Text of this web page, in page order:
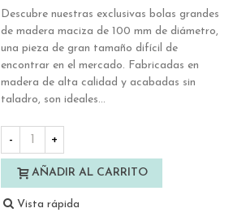
Descubre nuestras exclusivas bolas grandes
de madera maciza de 100 mm de diámetro,
una pieza de gran tamaño difícil de
encontrar en el mercado. Fabricadas en
madera de alta calidad y acabadas sin
taladro, son ideales...
- +
AÑADIR AL CARRITO
Vista rápida